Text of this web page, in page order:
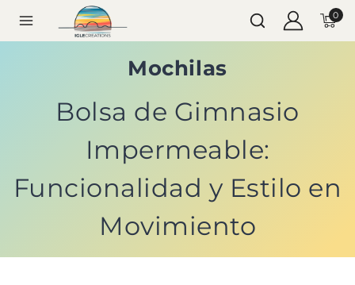
0
Mochilas
Bolsa de Gimnasio
Impermeable:
Funcionalidad y Estilo en
Movimiento